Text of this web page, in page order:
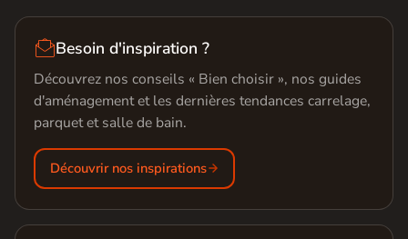
Besoin d'inspiration ?
Découvrez nos conseils « Bien choisir », nos guides
d'aménagement et les dernières tendances carrelage,
parquet et salle de bain.
Découvrir nos inspirations